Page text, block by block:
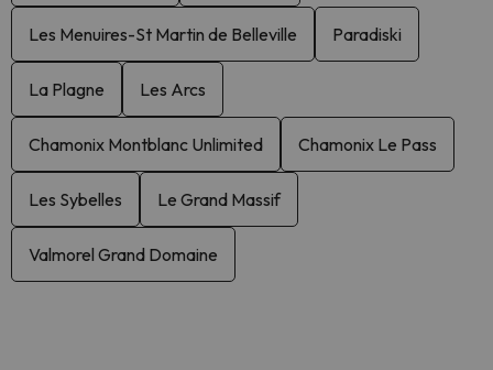
Les Menuires-St Martin de Belleville Paradiski
La Plagne Les Arcs
Chamonix Montblanc Unlimited Chamonix Le Pass
Les Sybelles Le Grand Massif
Valmorel Grand Domaine